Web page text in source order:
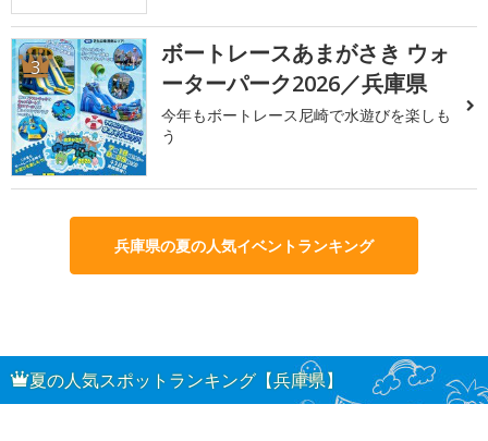
3
ボートレースあまがさき ウォ
ーターパーク2026／兵庫県
今年もボートレース尼崎で水遊びを楽しも
う
兵庫県の夏の人気イベントランキング
夏の人気スポットランキング【兵庫県】